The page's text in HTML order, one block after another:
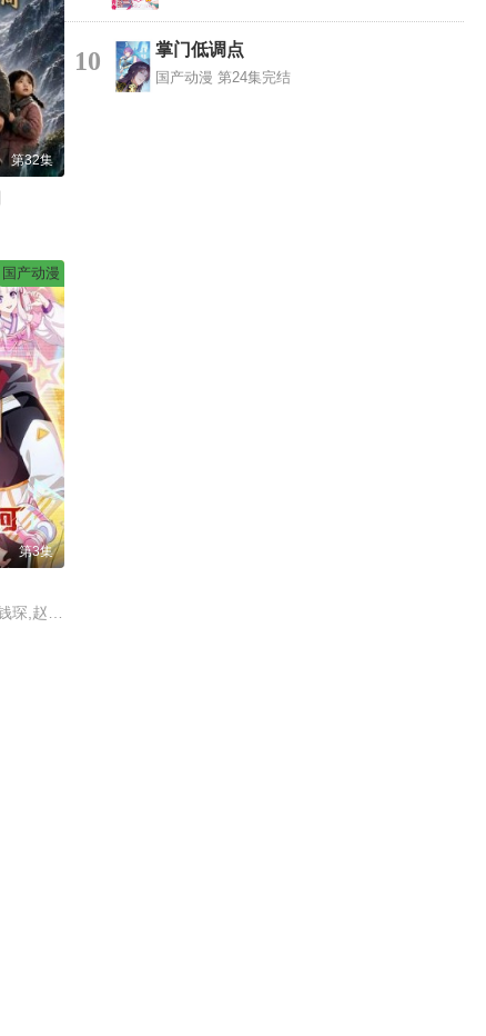
第32集
国产动漫
第3集
谷江山,徐佳琦,星潮,钱琛,赵熠彤,孙路路,姜秋再,凌飞
10 掌门低调点
国产动漫 第24集完结